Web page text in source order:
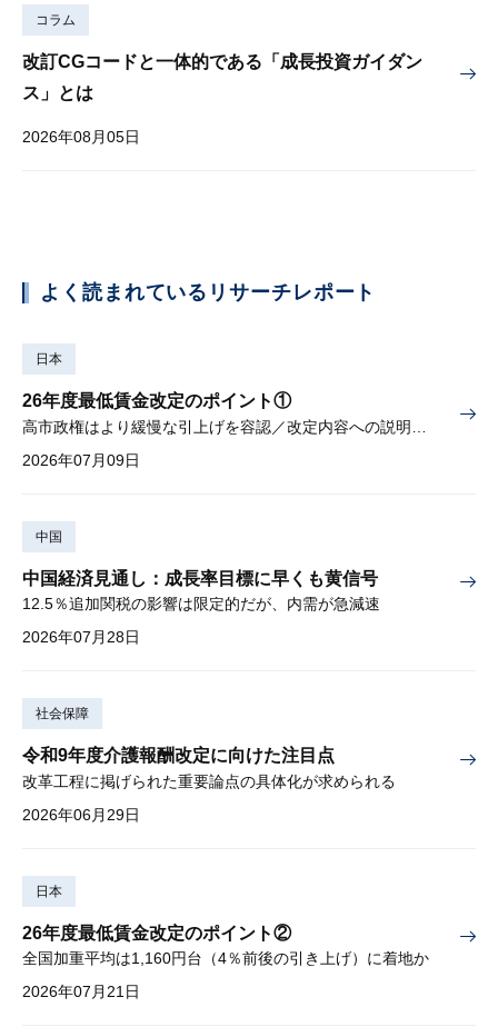
コラム
改訂CGコードと一体的である「成長投資ガイダン
ス」とは
2026年08月05日
よく読まれているリサーチレポート
日本
26年度最低賃金改定のポイント①
2026年07月09日
中国
中国経済見通し：成長率目標に早くも黄信号
12.5％追加関税の影響は限定的だが、内需が急減速
2026年07月28日
社会保障
令和9年度介護報酬改定に向けた注目点
改革工程に掲げられた重要論点の具体化が求められる
2026年06月29日
日本
26年度最低賃金改定のポイント②
全国加重平均は1,160円台（4％前後の引き上げ）に着地か
2026年07月21日